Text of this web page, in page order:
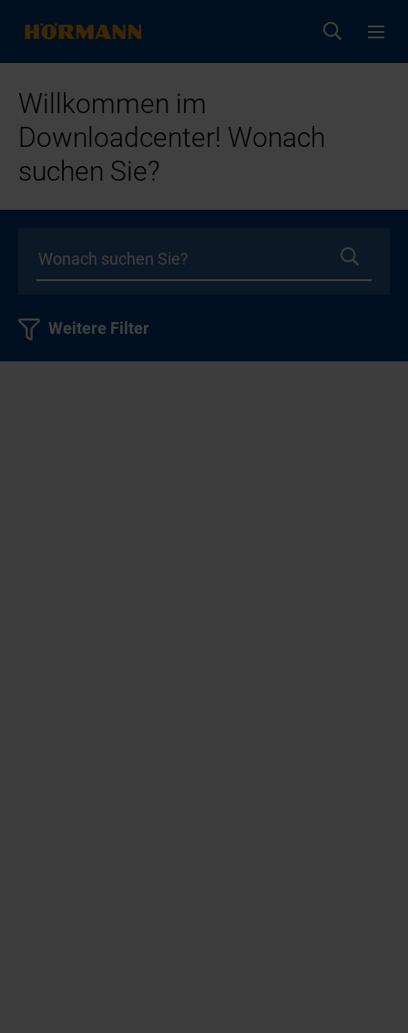
Willkommen im
Downloadcenter! Wonach
suchen Sie?
Weitere Filter